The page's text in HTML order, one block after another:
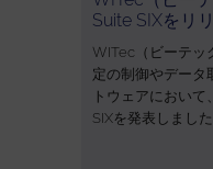
Suite SIXをリ
WITec（ビーテッ
定の制御やデータ
トウェアにおい
SIXを発表しまし